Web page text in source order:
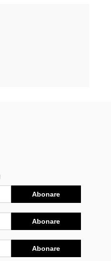
Abonare
Abonare
Abonare